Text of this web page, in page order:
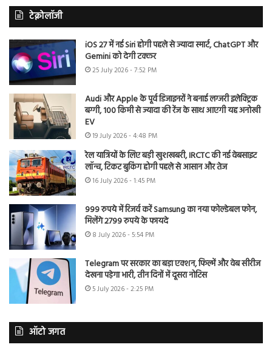
टेक्नोलॉजी
iOS 27 में नई Siri होगी पहले से ज्यादा स्मार्ट, ChatGPT और
Gemini को देगी टक्कर
25 July 2026 - 7:52 PM
Audi और Apple के पूर्व डिजाइनरों ने बनाई लग्जरी इलेक्ट्रिक
बग्गी, 100 किमी से ज्यादा की रेंज के साथ आएगी यह अनोखी
EV
19 July 2026 - 4:48 PM
रेल यात्रियों के लिए बड़ी खुशखबरी, IRCTC की नई वेबसाइट
लॉन्च, टिकट बुकिंग होगी पहले से आसान और तेज
16 July 2026 - 1:45 PM
999 रुपये में रिजर्व करें Samsung का नया फोल्डेबल फोन,
मिलेंगे 2799 रुपये के फायदे
8 July 2026 - 5:54 PM
Telegram पर सरकार का बड़ा एक्शन, फिल्में और वेब सीरीज
देखना पड़ेगा भारी, तीन दिनों में दूसरा नोटिस
5 July 2026 - 2:25 PM
ऑटो जगत